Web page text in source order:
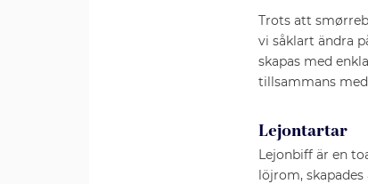
Trots att
vi såklart ändra
skapas med
tillsammans
Lejontartar
Lejonbiff är en
löjrom,